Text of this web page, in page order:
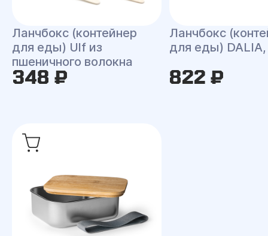
Ланчбокс (контейнер
для еды) Ulf из
пшеничного волокна
348 ₽
Ланчбокс
для еды)
822 ₽